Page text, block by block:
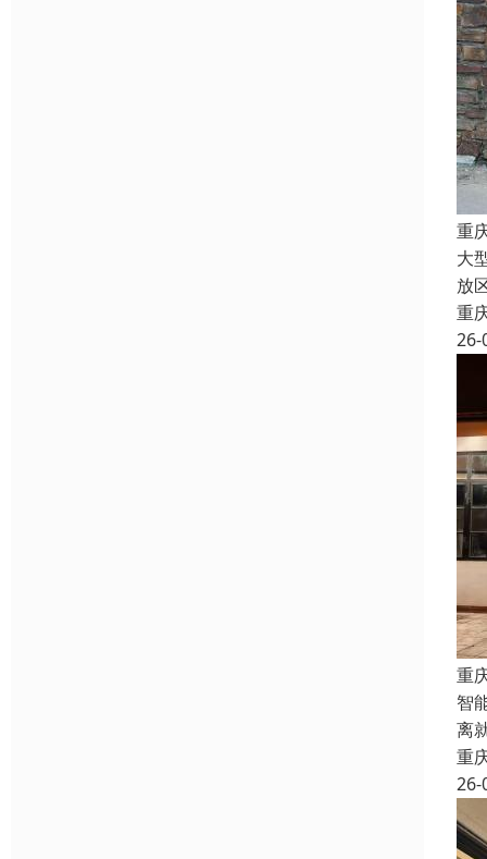
重
大
放
重
26-
重
智
离
重
26-